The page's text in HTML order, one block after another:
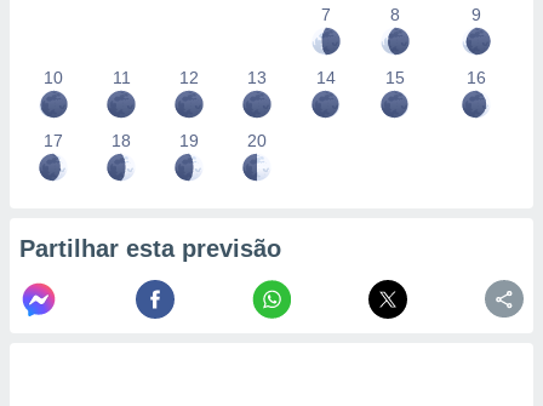
7
8 9
10 11 12 13 14 15 16
17 18 19 20
Partilhar esta previsão